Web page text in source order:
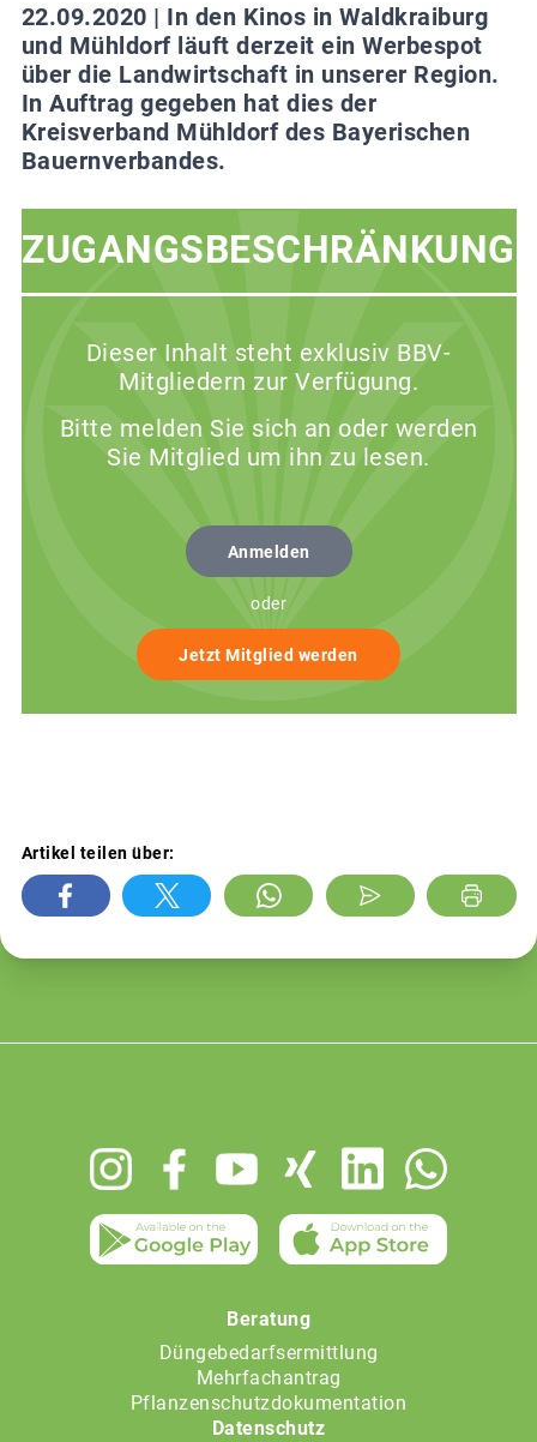
22.09.2020 | In den Kinos in Waldkraiburg
und Mühldorf läuft derzeit ein Werbespot
über die Landwirtschaft in unserer Region.
In Auftrag gegeben hat dies der
Kreisverband Mühldorf des Bayerischen
Bauernverbandes.
ZUGANGSBESCHRÄNKUNG
Dieser Inhalt steht exklusiv BBV-
Mitgliedern zur Verfügung.
Bitte melden Sie sich an oder werden
Sie Mitglied um ihn zu lesen.
Anmelden
oder
Jetzt Mitglied werden
Artikel teilen über:
Beratung
Düngebedarfsermittlung
Mehrfachantrag
Pflanzenschutzdokumentation
Datenschutz